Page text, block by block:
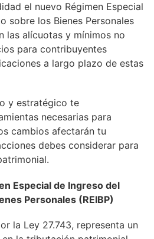
el nuevo Régimen Especial
sobre los Bienes Personales
las alícuotas y mínimos no
para contribuyentes
a largo plazo de estas
y estratégico te
necesarias para
cambios afectarán tu
debes considerar para
Especial de Ingreso del
Personales (REIBP)
la Ley 27.743, representa un